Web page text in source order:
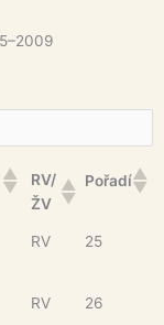
RV/
ŽV
Pořadí
RV 25
RV 26